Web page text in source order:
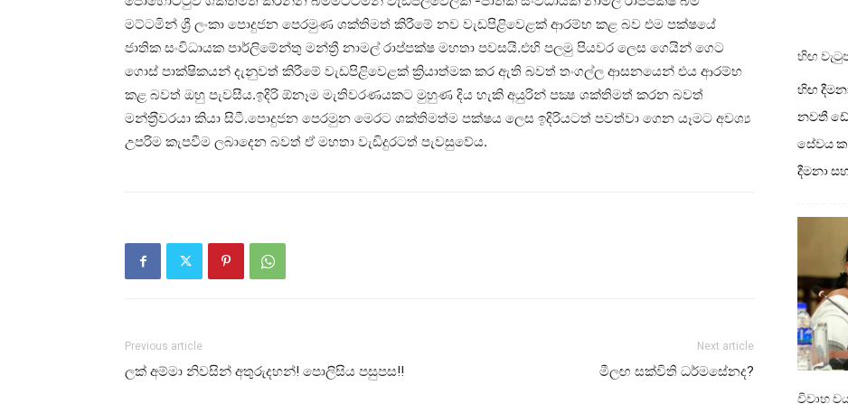
මට්ටමින් ශ්‍රී ලංකා පොදුජන පෙරමුණ ශක්තිමත් කිරීමේ නව වැඩපිළිවෙළක් ආරම්භ කළ බව එම පක්ෂයේ
ජාතික සංවිධායක පාර්ලිමේන්තු මන්ත්‍රී නාමල් රාප්පක්ෂ මහතා පවසයි.එහි පලමු පියවර ලෙස ගෙයින් ගෙට
ගොස් පාක්ෂිකයන් දැනුවත් කිරීමේ වැඩපිළිවෙළක් ක්‍රියාත්මක කර ඇති බවත් තංගල්ල ආසනයෙන් එය ආරම්භ
කළ බවත් ඔහු පැවසීය.ඉදිරි ඕනෑම මැතිවරණයකට මුහුණ දිය හැකි අයුරින් පක්‍ෂ ශක්තිමත් කරන බවත්
මන්ත‍්‍රීවරයා කියා සිටී.පොදුජන පෙරමුන මෙරට ශක්තිමත්ම පක්ෂය ලෙස ඉදිරියටත් පවත්වා ගෙන යෑමට අවශ්‍ය
උපරිම කැපවීම ලබාදෙන බවත් ඒ මහතා වැඩිදුරටත් පැවසුවේය.
Previous article
ලක් අම්මා නිවසින් අතුරුදහන්! පොලිසිය පසුපස!!
Next article
මීලඟ සක්විති ධර්මසේනද?
හිඟ
හිඟ
නවතී
සේවය
දීමනා
විවාහ